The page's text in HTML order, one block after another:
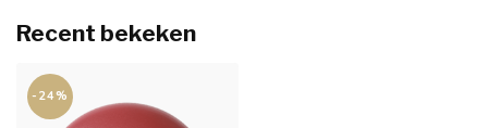
Recent bekeken
-24%